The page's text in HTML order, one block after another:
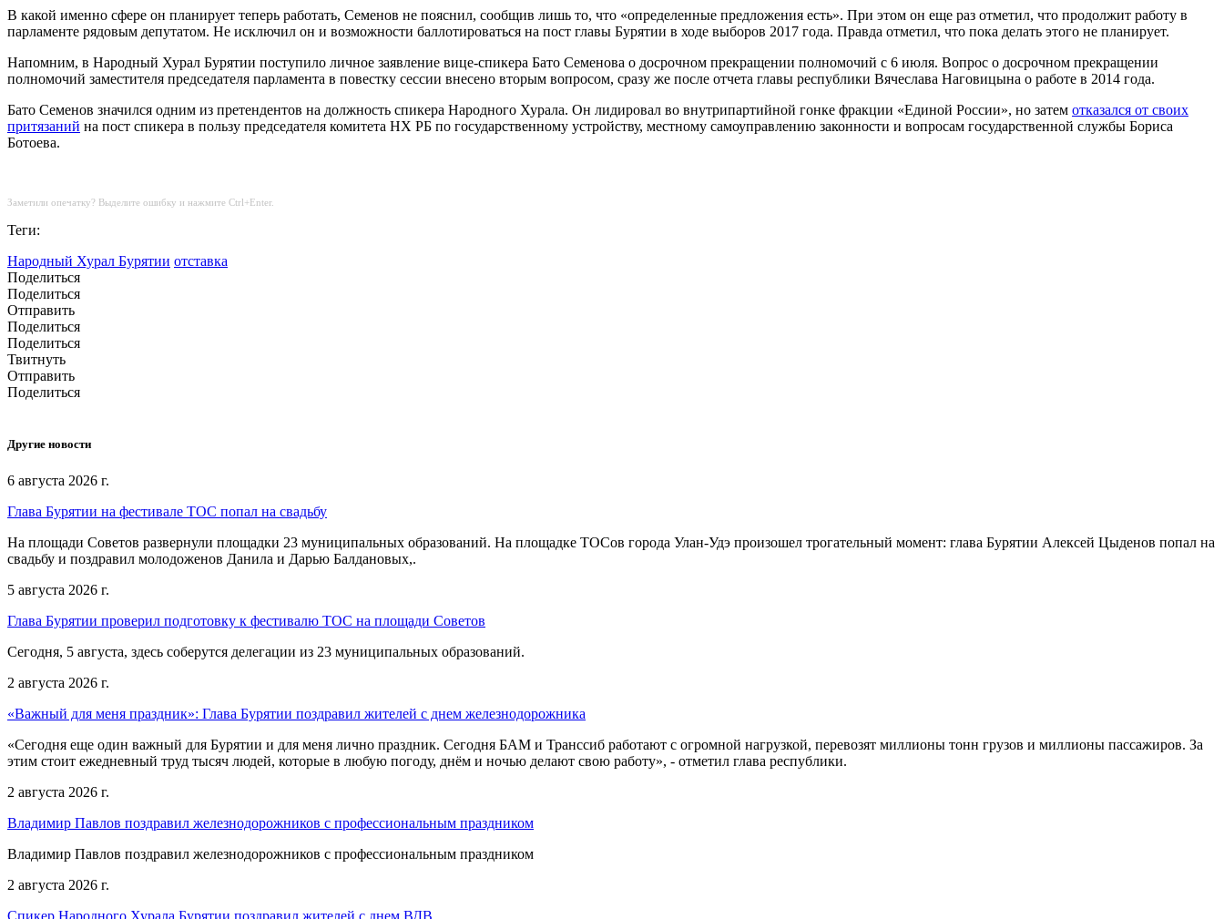
В какой именно сфере он планирует теперь работать, Семенов не пояснил, сообщив лишь то, что «определенные предложения есть». При этом он еще раз отметил, что продолжит работу в
парламенте рядовым депутатом. Не исключил он и возможности баллотироваться на пост главы Бурятии в ходе выборов 2017 года. Правда отметил, что пока делать этого не планирует.
Напомним, в Народный Хурал Бурятии поступило личное заявление вице-спикера Бато Семенова о досрочном прекращении полномочий с 6 июля. Вопрос о досрочном прекращении
полномочий заместителя председателя парламента в повестку сессии внесено вторым вопросом, сразу же после отчета главы республики Вячеслава Наговицына о работе в 2014 года.
Бато Семенов значился одним из претендентов на должность спикера Народного Хурала. Он лидировал во внутрипартийной гонке фракции «Единой России», но затем отказался от своих
притязаний на пост спикера в пользу председателя комитета НХ РБ по государственному устройству, местному самоуправлению законности и вопросам государственной службы Бориса
Ботоева.
Заметили опечатку? Выделите ошибку и нажмите Ctrl+Enter.
Теги:
Народный Хурал Бурятии отставка
Поделиться
Поделиться
Отправить
Поделиться
Поделиться
Твитнуть
Отправить
Поделиться
Другие новости
6 августа 2026 г.
Глава Бурятии на фестивале ТОС попал на свадьбу
На площади Советов развернули площадки 23 муниципальных образований. На площадке ТОСов города Улан-Удэ произошел трогательный момент: глава Бурятии Алексей Цыденов попал на
свадьбу и поздравил молодоженов Данила и Дарью Балдановых,.
5 августа 2026 г.
Глава Бурятии проверил подготовку к фестивалю ТОС на площади Советов
Сегодня, 5 августа, здесь соберутся делегации из 23 муниципальных образований.
2 августа 2026 г.
«Важный для меня праздник»: Глава Бурятии поздравил жителей с днем железнодорожника
«Сегодня еще один важный для Бурятии и для меня лично праздник. Сегодня БАМ и Транссиб работают с огромной нагрузкой, перевозят миллионы тонн грузов и миллионы пассажиров. За
этим стоит ежедневный труд тысяч людей, которые в любую погоду, днём и ночью делают свою работу», - отметил глава республики.
2 августа 2026 г.
Владимир Павлов поздравил железнодорожников с профессиональным праздником
Владимир Павлов поздравил железнодорожников с профессиональным праздником
2 августа 2026 г.
Спикер Народного Хурала Бурятии поздравил жителей с днем ВДВ